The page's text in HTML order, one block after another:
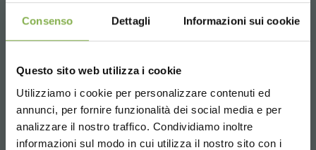
Consenso Dettagli Informazioni sui cookie
Questo sito web utilizza i cookie
Utilizziamo i cookie per personalizzare contenuti ed
annunci, per fornire funzionalità dei social media e per
analizzare il nostro traffico. Condividiamo inoltre
informazioni sul modo in cui utilizza il nostro sito con i
Whatsapp
Información requerida
+39 3457719939
¡ENTRA EN NUESTRO
MUNDO!